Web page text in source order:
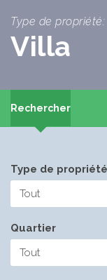
Type de propriété:
Villa
Rechercher
Type de propriété
Quartier